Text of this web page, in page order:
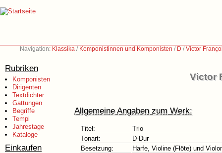
Navigation: Klassika / Komponistinnen und Komponisten / D /Victor
Rubriken
Komponisten
Dirigenten
Textdichter
Gattungen
Begriffe
Tempi
Jahrestage
Kataloge
Einkaufen
Victor
Allgemeine Angaben zum Werk:
Titel:
Trio
Tonart:
D-Dur
Besetzung:
Harfe, Violine (Flöte) und